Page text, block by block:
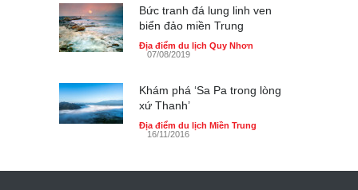
Bức tranh đá lung linh ven
biển đảo miền Trung
Địa điểm du lịch Quy Nhơn
07/08/2019
Khám phá ‘Sa Pa trong lòng
xứ Thanh’
Địa điểm du lịch Miền Trung
16/11/2016